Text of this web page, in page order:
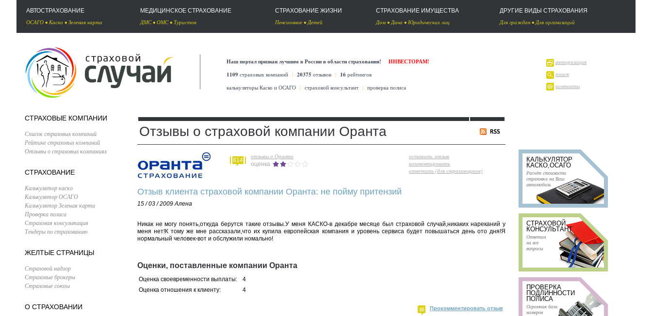
АВТОСТРАХОВАНИЕ
ОСАГО • Каско • Зеленая карта
МЕДИЦИНСКОЕ СТРАХОВАНИЕ
ДМС• ОМС• Туристов
СТРАХОВАНИЕ ЖИЗНИ
Пенсионное •Детей
СТРАХОВАНИЕ ИМУЩЕСТВА
Дом •Дача • Юридических лиц
ДРУГИЕ ВИДЫ СТРАХОВАНИЯ
Для граждан •Для организаций
Наш портал признан лучшим в России в области страхования!
ИНВЕСТОРАМ!
1109 страховых компаний | 20375 отзывов | 16 рейтингов
калькуляторы Каско и ОСАГО | страховой консультант | проверка полиса
авторизация
поиск
контакты
СТРАХОВЫЕ КОМПАНИИ
Список страховых компаний
Рейтинг страховых компаний
Отзывы о страховых компаниях
СТРАХОВАНИЕ
Калькулятор каско
Калькулятор ОСАГО
Калькулятор Зеленая карта
Проверка полиса
Страховая консультация
Тендеры по страхованию
ЖЕЛТЫЕ СТРАНИЦЫ
Страховой надзор
Страховые брокеры
Страховые союзы
О СТРАХОВАНИИ
Отзывы о страховой компании Оранта
814
отзывы о Оранта
оценка
оставить отзыв
комментировать
ответить (для страховщиков)
Отзыв клиента страховой компании Оранта: не пойму притензий
15 / 03 / 2009Алена
Никак не могу понять,откуда берутся такие отзывы.У меня КАСКО-в декабре месяце был страховой случай,никаких нареканий у
меня нет!К тому же мне рассказали,что их купила европейская компания и уровень сервиса будет повышаться день ото дня!Я
нормальный человек-вот и обслужили номально!
Оценки, поставленные компании Оранта
Оценка своевременности выплаты:
4
Оценка отношения к клиенту:
4
Прокомментировать отзыв
КАЛЬКУЛЯТОР
КАСКО,ОСАГО
Расчёт стоимости
страховки на Ваш
автомобиль
СТРАХОВОЙ
КОНСУЛЬТАНТ
Ответим
на все
вопросы
ПРОВЕРКА
ПОДЛИННОСТИ
ПОЛИСА
Огромная база
номеров